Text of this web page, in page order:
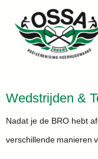
Wedstrijden &
Nadat je de BRO hebt
verschillende manieren